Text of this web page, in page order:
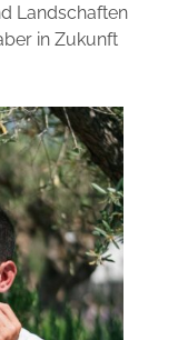
Landschaften
in Zukunft